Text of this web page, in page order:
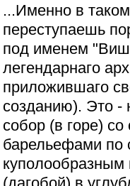
...Именно в
переступаешь
под именем
легендарнаго
приложившаго
созданию). Это -
собор (в горе)
барельефами по